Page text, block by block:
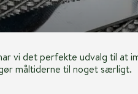
vi det perfekte udvalg til at
måltiderne til noget særligt.